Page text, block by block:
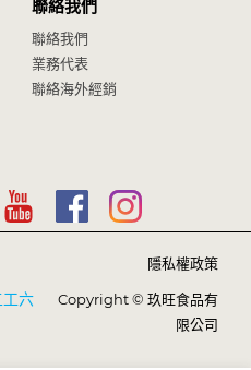
聯絡我們
聯絡我們
業務代表
聯絡海外經銷
六
隱私權政策
Copyright © 玖旺食品有
限公司